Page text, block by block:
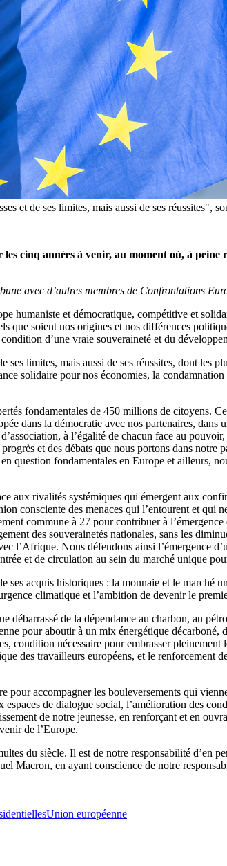
et de ses limites, mais aussi de ses
cinq années à venir, au moment où, à
avec d’autres membres de Confrontations
humaniste et démocratique, compétitive et
soient nos origines et nos différences
d’une vraie souveraineté et du
ses limites, mais aussi de ses réussites, dont les
solidaire pour nos économies, la
fondamentales de 450 millions de citoyens.
dans la démocratie avec nos partenaires,
à l’égalité de chacun face au
et des débats que nous portons dans notre
question fondamentales en Europe et ailleurs,
aux rivalités systémiques qui émergent aux
consciente des menaces qui l’entourent et qui
commune à 27 pour contribuer à
des souverainetés nationales, sans les
l’Afrique. Nous défendons ainsi l’émergence
et de circulation au sein du marché unique
acquis historiques : la monnaie et le marché
climatique et l’ambition de devenir le
de la dépendance au charbon, au
pour aboutir à un mix énergétique
condition nécessaire pour embrasser
des travailleurs européens, et le renforcement
pour accompagner les bouleversements qui
de dialogue social, l’amélioration des
de notre jeunesse, en renforçant et en
de l’Europe.
du siècle. Il est de notre responsabilité d’en
Macron, en ayant conscience de notre
Union européenne